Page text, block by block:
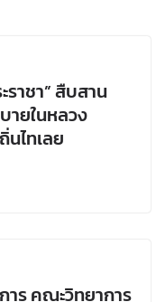
ราชา” สืบสาน
ายในหลวง
ไทเลย
าร คณะวิทยาการ